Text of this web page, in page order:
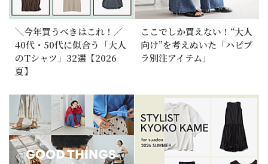
＼今年買うべきはこれ！／
40代・50代に似合う「大人
のTシャツ」32選【2026
夏】
ここでしか買えない！“大人
向け”を考えぬいた「ハピプ
ラ別注アイテム」